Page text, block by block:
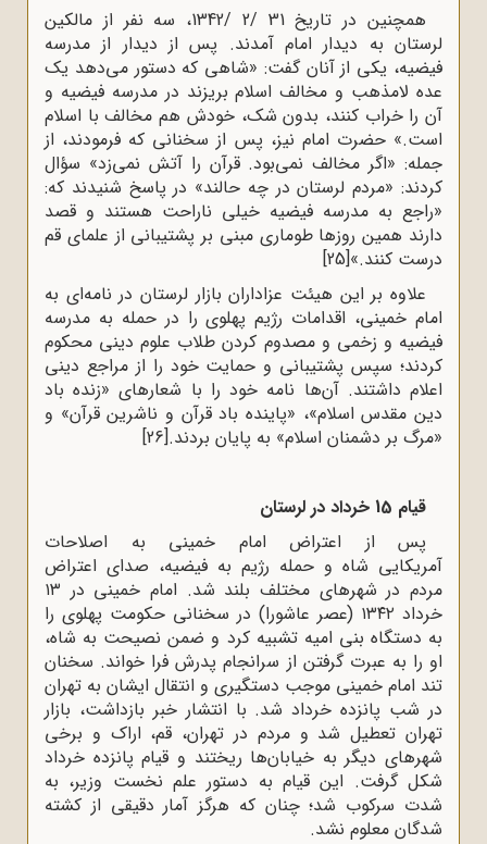
همچنین در تاریخ 31 /2 /1342، سه نفر از مالکین
لرستان به دیدار امام آمدند. پس از دیدار از مدرسه
فیضیه، یکی از آنان گفت: «شاهی که دستور می‌دهد یک
عده لامذهب و مخالف اسلام بریزند در مدرسه فیضیه و
آن را خراب کنند، بدون شک، خودش هم مخالف با اسلام
است.» حضرت امام نیز، پس از سخنانی که فرمودند، از
جمله: «اگر مخالف نمی‌بود. قرآن را آتش نمی‌زد» سؤال
کردند: «مردم لرستان در چه حالند» در پاسخ شنیدند که:
«راجع به مدرسه فیضیه خیلی ناراحت هستند و قصد
دارند همین روزها طوماری مبنی بر پشتیبانی از علمای قم
درست کنند.»[25]
علاوه بر این هیئت عزاداران بازار لرستان در نامه‌ای به
امام خمینی، اقدامات رژیم پهلوی را در حمله به مدرسه
فیضیه و زخمی و مصدوم کردن طلاب علوم دینی محکوم
کردند؛ سپس پشتیبانی و حمایت خود را از مراجع دینی
اعلام داشتند. آن‌ها نامه خود را با شعارهای «زنده باد
دین مقدس اسلام»، «پاینده باد قرآن و ناشرین قرآن» و
«مرگ بر دشمنان اسلام» به پایان بردند.[26]
قیام 15 خرداد در لرستان
پس از اعتراض امام خمینی به اصلاحات
آمریکایی شاه و حمله رژیم به فیضیه، صدای اعتراض
مردم در شهرهای مختلف بلند شد. امام خمینی در ۱۳
خرداد ۱۳۴۲ (عصر عاشورا) در سخنانی حکومت پهلوی را
به دستگاه بنی امیه تشبیه کرد و ضمن نصیحت به شاه،
او را به عبرت گرفتن از سرانجام پدرش فرا خواند. سخنان
تند امام خمینی موجب دستگیری و انتقال ایشان به تهران
در شب پانزده خرداد شد. با انتشار خبر بازداشت، بازار
تهران تعطیل شد و مردم در تهران، قم، اراک و برخی
شهرهای دیگر به خیابان‌ها ریختند و قیام پانزده خرداد
شکل گرفت. این قیام به دستور علم نخست وزیر، به
شدت سرکوب شد؛ چنان که هرگز آمار دقیقی از کشته
شدگان معلوم نشد.